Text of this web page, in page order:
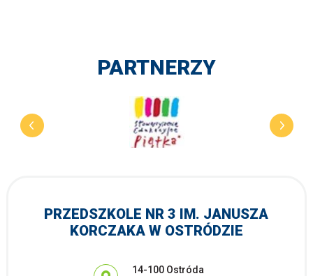
PARTNERZY
PRZEDSZKOLE NR 3 IM. JANUSZA
KORCZAKA W OSTRÓDZIE
Adres pocztowy:
14-100 Ostróda